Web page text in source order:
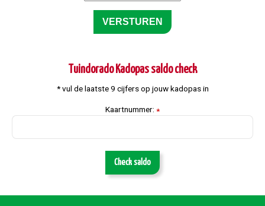
Tuindorado Kadopas saldo check
* vul de laatste 9 cijfers op jouw kadopas in
Kaartnummer: *
Check saldo